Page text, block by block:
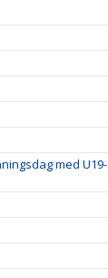
med U19-